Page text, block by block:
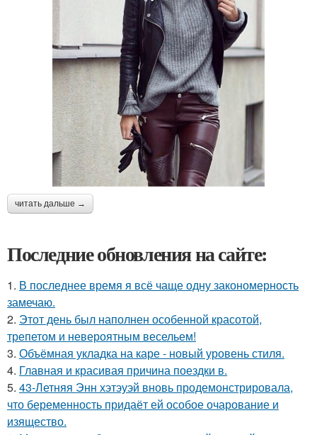
читать дальше →
Последние обновления на сайте:
1. В последнее время я всё чаще одну закономерность
замечаю.
2. Этот день был наполнен особенной красотой,
трепетом и невероятным весельем!
3. Объёмная укладка на каре - новый уровень стиля.
4. Главная и красивая причина поездки в.
5. 43-Летняя Энн хэтэуэй вновь продемонстрировала,
что беременность придаёт ей особое очарование и
изящество.